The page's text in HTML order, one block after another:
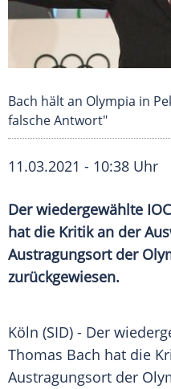
Bach hält an Olympia in
falsche Antwort"
11.03.2021 - 10:38 Uhr
Der wiedergewählte
hat die Kritik an der
Austragungsortder
zurückgewiesen.
Köln (SID) - Der
Thomas Bach hat die
Austragungsort der